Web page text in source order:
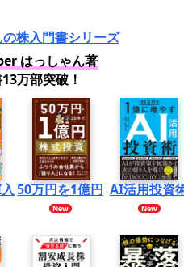
株入門書シリーズ
はっしゃん著
万部突破！
50万円を1億円 AI活用投資